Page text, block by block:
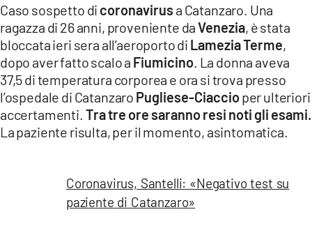
COSENZACHANNEL.IT
ILVIBONESE.IT
CATANZAROCHANNEL.IT
LACAPITALENEWS.IT
App
Caso sospetto di coronavirus a Catanzaro. Una
ragazza di 26 anni, proveniente daVenezia, è stata
bloccata ieri sera all’aeroporto di Lamezia Terme,
dopo aver fatto scalo a Fiumicino. La donna aveva
37,5 di temperatura corporea e ora si trova presso
l’ospedale di Catanzaro Pugliese-Ciaccioper ulteriori
accertamenti. Tra tre ore saranno resi noti gli esami.
La paziente risulta, per il momento, asintomatica.
Coronavirus, Santelli: «Negativo test su
paziente di Catanzaro»